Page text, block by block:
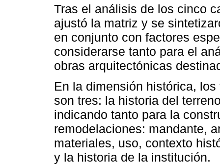
Tras el análisis de los cinco
ajustó la matriz y se
en conjunto con factores
considerarse tanto para el
obras arquitectónicas
En la dimensión histórica,
son tres: la historia del
indicando tanto para la
remodelaciones: mandante,
materiales, uso, contexto
y la historia de la institución.